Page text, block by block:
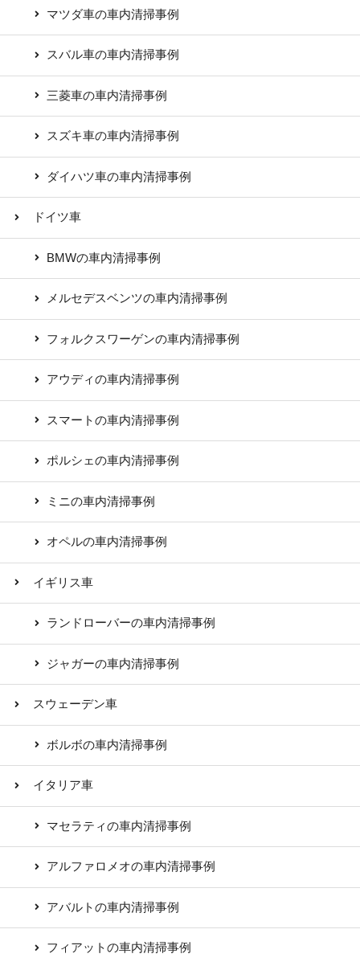
マツダ車の車内清掃事例
スバル車の車内清掃事例
三菱車の車内清掃事例
スズキ車の車内清掃事例
ダイハツ車の車内清掃事例
ドイツ車
BMWの車内清掃事例
メルセデスベンツの車内清掃事例
フォルクスワーゲンの車内清掃事例
アウディの車内清掃事例
スマートの車内清掃事例
ポルシェの車内清掃事例
ミニの車内清掃事例
オペルの車内清掃事例
イギリス車
ランドローバーの車内清掃事例
ジャガーの車内清掃事例
スウェーデン車
ボルボの車内清掃事例
イタリア車
マセラティの車内清掃事例
アルファロメオの車内清掃事例
アバルトの車内清掃事例
フィアットの車内清掃事例